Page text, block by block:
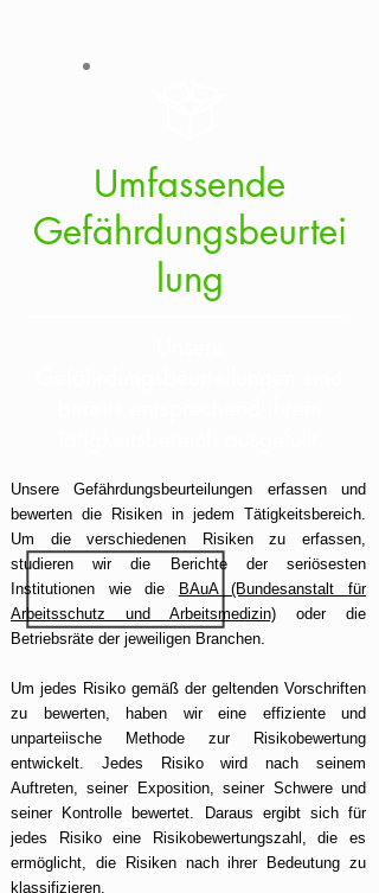
Umfassende
Gefährdungsbeurtei
lung
Unsere Gefährdungsbeurteilungen erfassen und
bewerten die Risiken in jedem Tätigkeitsbereich.
Um die verschiedenen Risiken zu erfassen,
studieren wir die Berichte der seriösesten
Institutionen wie die
BAuA (Bundesanstalt für
Arbeitsschutz und Arbeitsmedizin) oder die
Betriebsräte der jeweiligen Branchen.
Um jedes Risiko gemäß der geltenden Vorschriften
zu bewerten, haben wir eine effiziente und
unparteiische Methode zur Risikobewertung
entwickelt. Jedes Risiko wird nach seinem
Auftreten, seiner Exposition, seiner Schwere und
seiner Kontrolle bewertet. Daraus ergibt sich für
jedes Risiko eine Risikobewertungszahl, die es
ermöglicht, die Risiken nach ihrer Bedeutung zu
klassifizieren.